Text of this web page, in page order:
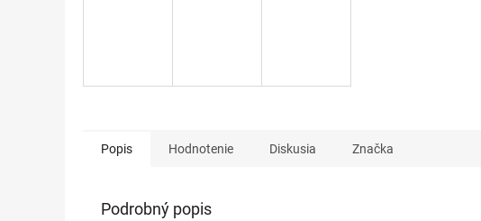
Popis Hodnotenie Diskusia Značka
Podrobný popis